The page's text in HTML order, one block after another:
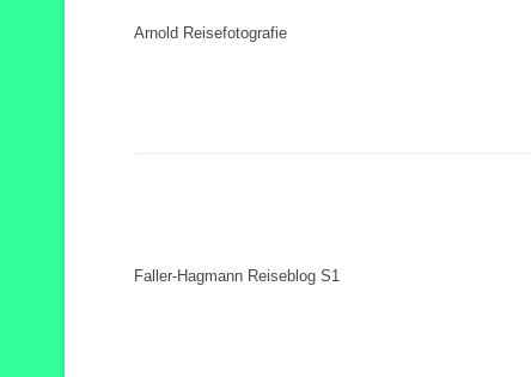
Arnold Reisefotografie
Faller-Hagmann Reiseblog S1